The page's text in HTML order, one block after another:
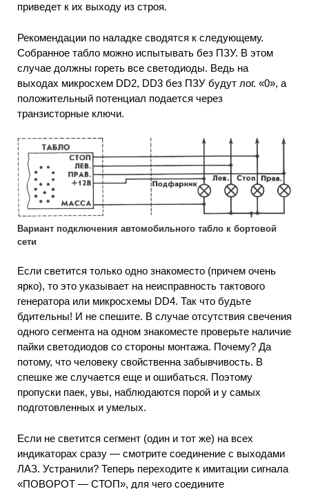
приведет к их выходу из строя.
Рекомендации по наладке сводятся к следующему.
Собранное табло можно испытывать без ПЗУ. В этом
случае должны гореть все светодиоды. Ведь на
выходах микросхем DD2, DD3 без ПЗУ будут лог. «0», а
положительный потенциал подается через
транзисторные ключи.
Вариант подключения автомобильного табло к бортовой
сети
Если светится только одно знакоместо (причем очень
ярко), то это указывает на неисправность тактового
генератора или микросхемы DD4. Так что будьте
бдительны! И не спешите. В случае отсутствия свечения
одного сегмента на одном знакоместе проверьте наличие
пайки светодиодов со стороны монтажа. Почему? Да
потому, что человеку свойственна забывчивость. В
спешке же случается еще и ошибаться. Поэтому
пропуски паек, увы, наблюдаются порой и у самых
подготовленных и умелых.
Если не светится сегмент (один и тот же) на всех
индикаторах сразу — смотрите соединение с выходами
ЛАЗ. Устранили? Теперь переходите к имитации сигнала
«ПОВОРОТ — СТОП», для чего соедините